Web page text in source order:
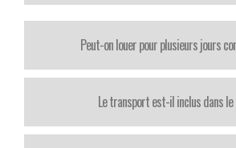
Peut-on louer pour plusieurs jours
Le transport est-il inclus dans